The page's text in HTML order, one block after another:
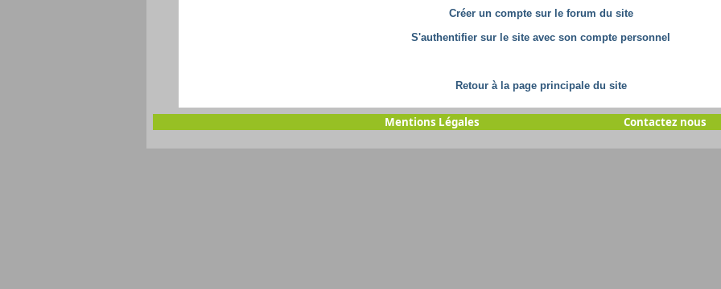
Créer un compte sur le forum du site
S'authentifier sur le site avec son compte personnel
Retour à la page principale du site
Mentions Légales Contactez nous